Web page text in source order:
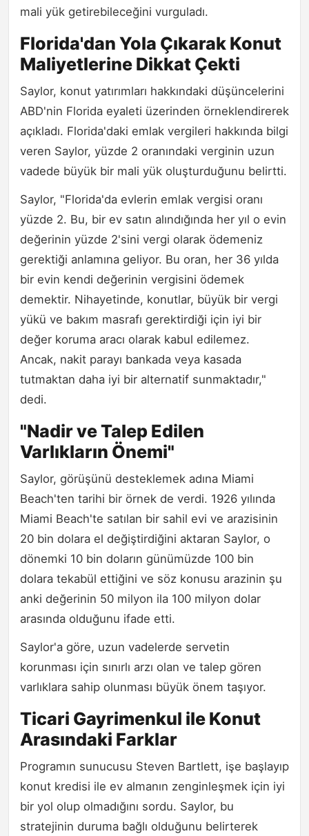
mali yük getirebileceğini vurguladı.
Florida'dan Yola Çıkarak Konut
Maliyetlerine Dikkat Çekti
Saylor, konut yatırımları hakkındaki düşüncelerini
ABD'nin Florida eyaleti üzerinden örneklendirerek
açıkladı. Florida'daki emlak vergileri hakkında bilgi
veren Saylor, yüzde 2 oranındaki verginin uzun
vadede büyük bir mali yük oluşturduğunu belirtti.
Saylor, "Florida'da evlerin emlak vergisi oranı
yüzde 2. Bu, bir ev satın alındığında her yıl o evin
değerinin yüzde 2'sini vergi olarak ödemeniz
gerektiği anlamına geliyor. Bu oran, her 36 yılda
bir evin kendi değerinin vergisini ödemek
demektir. Nihayetinde, konutlar, büyük bir vergi
yükü ve bakım masrafı gerektirdiği için iyi bir
değer koruma aracı olarak kabul edilemez.
Ancak, nakit parayı bankada veya kasada
tutmaktan daha iyi bir alternatif sunmaktadır,"
dedi.
"Nadir ve Talep Edilen
Varlıkların Önemi"
Saylor, görüşünü desteklemek adına Miami
Beach'ten tarihi bir örnek de verdi. 1926 yılında
Miami Beach'te satılan bir sahil evi ve arazisinin
20 bin dolara el değiştirdiğini aktaran Saylor, o
dönemki 10 bin doların günümüzde 100 bin
dolara tekabül ettiğini ve söz konusu arazinin şu
anki değerinin 50 milyon ila 100 milyon dolar
arasında olduğunu ifade etti.
Saylor'a göre, uzun vadelerde servetin
korunması için sınırlı arzı olan ve talep gören
varlıklara sahip olunması büyük önem taşıyor.
Ticari Gayrimenkul ile Konut
Arasındaki Farklar
Programın sunucusu Steven Bartlett, işe başlayıp
konut kredisi ile ev almanın zenginleşmek için iyi
bir yol olup olmadığını sordu. Saylor, bu
stratejinin duruma bağlı olduğunu belirterek